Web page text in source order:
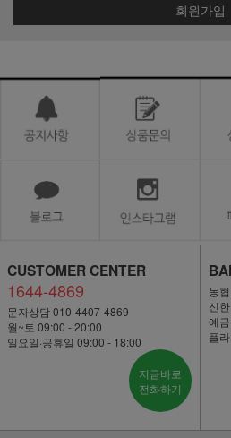
회원가입
CUSTOMER CENTER
1644-4869
문자상담 010-4407-4869
월~토 09:00 - 20:00
일요일·공휴일 09:00 - 18:00
지금바로
전화하기
농
신
예
플